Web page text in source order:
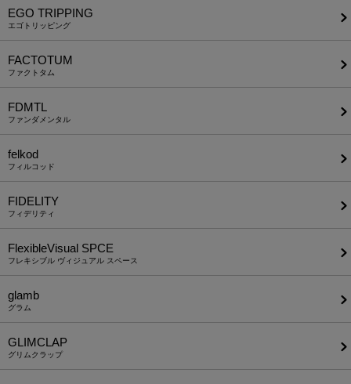
EGO TRIPPING
エゴトリッピング
FACTOTUM
ファクトタム
FDMTL
ファンダメンタル
felkod
フィルコッド
FIDELITY
フィデリティ
FlexibleVisual SPCE
フレキシブル ヴィジュアル スペース
glamb
グラム
GLIMCLAP
グリムクラップ